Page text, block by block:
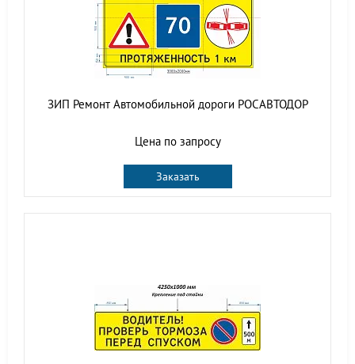
ЗИП Ремонт Автомобильной дороги РОСАВТОДОР
Цена по запросу
Заказать